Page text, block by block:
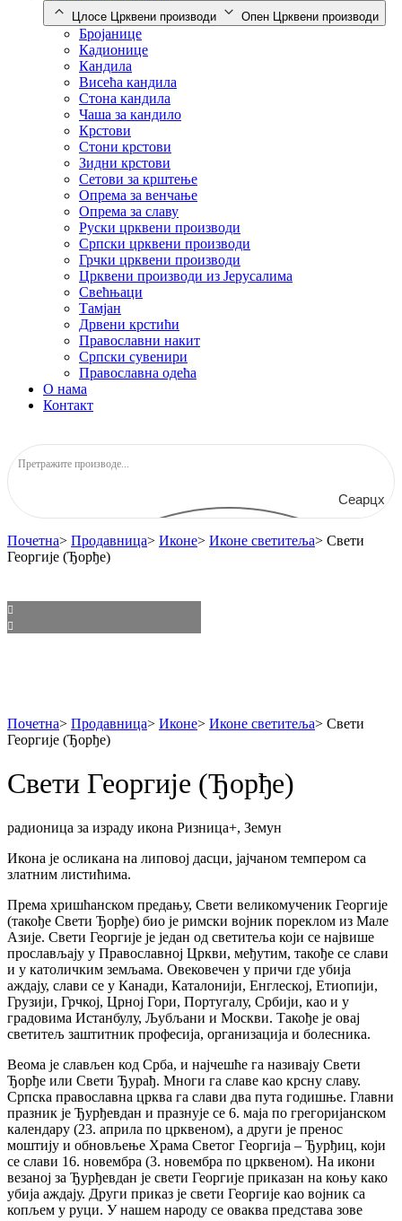
Цлосе Црквени производи Опен Црквени производи
Бројанице
Кадионице
Кандила
Висећа кандила
Стона кандила
Чаша за кандило
Крстови
Стони крстови
Зидни крстови
Сетови за крштење
Опрема за венчање
Опрема за славу
Руски црквени производи
Српски црквени производи
Грчки црквени производи
Црквени производи из Јерусалима
Свећњаци
Тамјан
Дрвени крстићи
Православни накит
Српски сувенири
Православна одећа
О нама
Контакт
Сеарцх
Почетна> Продавница> Иконе> Иконе светитеља> Свети
Георгије (Ђорђе)
Почетна> Продавница> Иконе> Иконе светитеља> Свети
Георгије (Ђорђе)
Свети Георгије (Ђорђе)
радионица за израду икона Ризница+, Земун
Икона је осликана на липовој дасци, јајчаном темпером са
златним листићима.
Према хришћанском предању, Свети великомученик Георгије
(такође Свети Ђорђе) био је римски војник пореклом из Мале
Азије. Свети Георгије је један од светитеља који се највише
прослављају у Православној Цркви, међутим, такође се слави
и у католичким земљама. Овековечен у причи где убија
аждају, слави се у Канади, Каталонији, Енглеској, Етиопији,
Грузији, Грчкој, Црној Гори, Португалу, Србији, као и у
градовима Истанбулу, Љубљани и Москви. Такође је овај
светитељ заштитник професија, организација и болесника.
Веома је слављен код Срба, и најчешће га називају Свети
Ђорђе или Свети Ђурађ. Многи га славе као крсну славу.
Српска православна црква га слави два пута годишње. Главни
празник је Ђурђевдан и празнује се 6. маја по грегоријанском
календару (23. априла по црквеном), а други је пренос
моштију и обновљење Храма Светог Георгија – Ђурђиц, који
се слави 16. новембра (3. новембра по црквеном). На икони
везаној за Ђурђевдан је свети Георгије приказан на коњу како
убија аждају. Други приказ је свети Георгије као војник са
копљем у руци. У нашем народу се оваква представа зове